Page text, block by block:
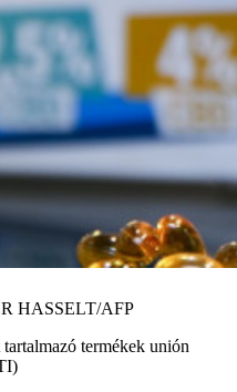
HASSELT/AFP
termékek unión